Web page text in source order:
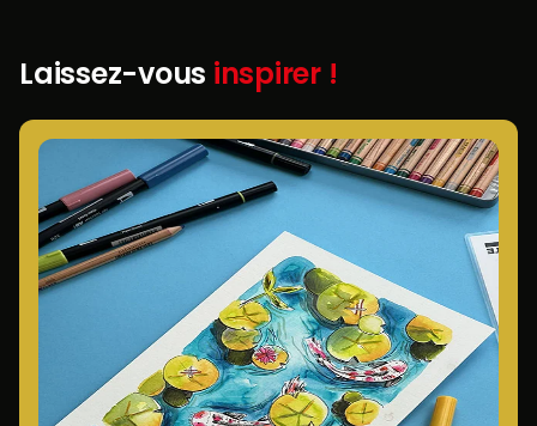
Laissez-vous inspirer !